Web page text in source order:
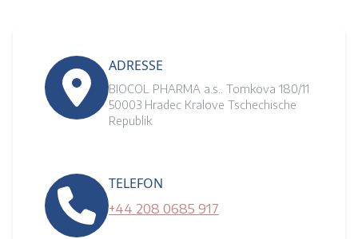
ADRESSE
BIOCOL PHARMA a.s.. Tomkova 180/11
50003 Hradec Kralove Tschechische
Republik
TELEFON
+44 208 0685 917